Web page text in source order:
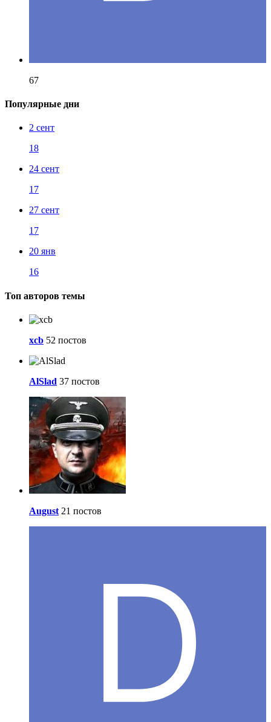
67
Популярные дни
2 сент
18
24 сент
17
27 сент
17
20 янв
16
Топ авторов темы
xcb 52 постов
AlSlad 37 постов
August 21 постов